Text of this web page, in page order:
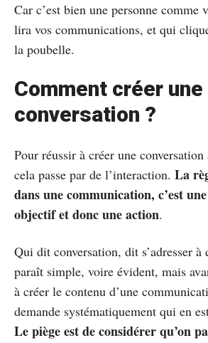
Car c’est bien une personne comme
lira vos communications, et qui
la poubelle.
Comment créer une
conversation ?
Pour réussir à créer une conversation
cela passe par de l’interaction. La
dans une communication, c’est
objectif et donc une action.
Qui dit conversation, dit s’adresser
paraît simple, voire évident, mais
à créer le contenu d’une
demande systématiquement qui en
Le piège est de considérer qu’on